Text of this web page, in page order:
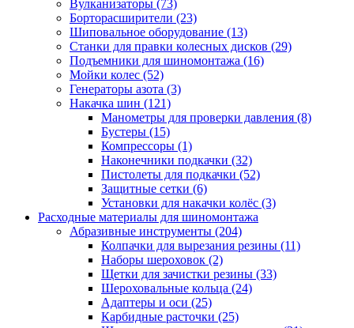
Вулканизаторы (73)
Борторасширители (23)
Шиповальное оборудование (13)
Станки для правки колесных дисков (29)
Подъемники для шиномонтажа (16)
Мойки колес (52)
Генераторы азота (3)
Накачка шин (121)
Манометры для проверки давления (8)
Бустеры (15)
Компрессоры (1)
Наконечники подкачки (32)
Пистолеты для подкачки (52)
Защитные сетки (6)
Установки для накачки колёс (3)
Расходные материалы для шиномонтажа
Абразивные инструменты (204)
Колпачки для вырезания резины (11)
Наборы шероховок (2)
Щетки для зачистки резины (33)
Шероховальные кольца (24)
Адаптеры и оси (25)
Карбидные расточки (25)